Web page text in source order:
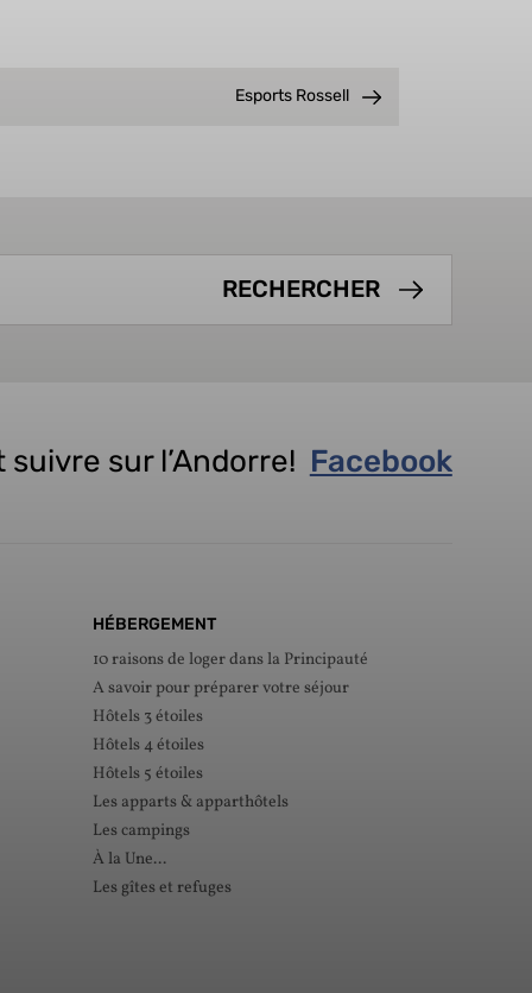
Esports Rossell
suivre sur l’Andorre! Facebook
HÉBERGEMENT
10 raisons de loger dans la Principauté
A savoir pour préparer votre séjour
Hôtels 3 étoiles
Hôtels 4 étoiles
Hôtels 5 étoiles
Les apparts & apparthôtels
Les campings
À la Une...
Les gîtes et refuges